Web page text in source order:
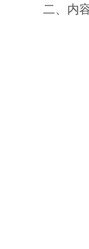
二、内